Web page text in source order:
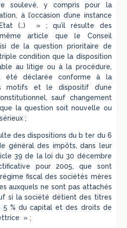
soulevé, y compris pour la
à l’occasion d’une instance
(…) » ; qu’il résulte des
article que le Conseil
de la question prioritaire de
condition que la disposition
au litige ou à la procédure,
été déclarée conforme à la
motifs et le dispositif d’une
sauf changement
la question soit nouvelle ou
;
des dispositions du b ter du 6
général des impôts, dans leur
39 de la loi du 30 décembre
pour 2005, que sont
fiscal des sociétés mères
auxquels ne sont pas attachés
si la société détient des titres
5 % du capital et des droits de
» ;